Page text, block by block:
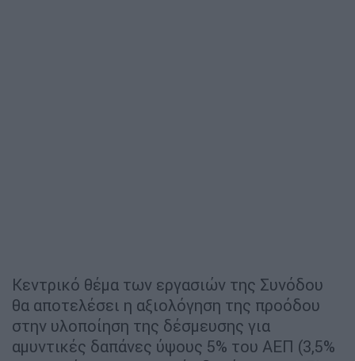
Κεντρικό θέμα των εργασιών της Συνόδου
θα αποτελέσει η αξιολόγηση της προόδου
στην υλοποίηση της δέσμευσης για
αμυντικές δαπάνες ύψους 5% του ΑΕΠ (3,5%